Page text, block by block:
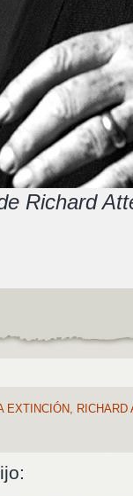
Richard
EXTINCIÓN,